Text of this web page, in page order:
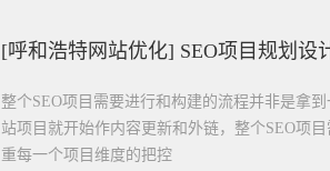
整个SEO项目需要进行和构建的流程并非是拿到
站项目就开始作内容更新和外链，整个SEO项目
重每一个项目维度的把控